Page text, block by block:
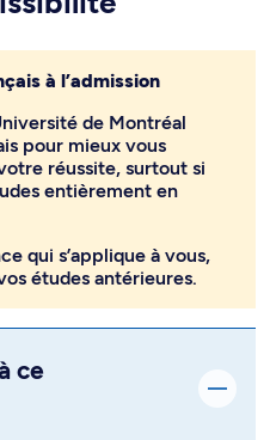
à l’admission
de Montréal
pour mieux vous
réussite, surtout si
entièrement en
qui s’applique à vous,
études antérieures.
ce